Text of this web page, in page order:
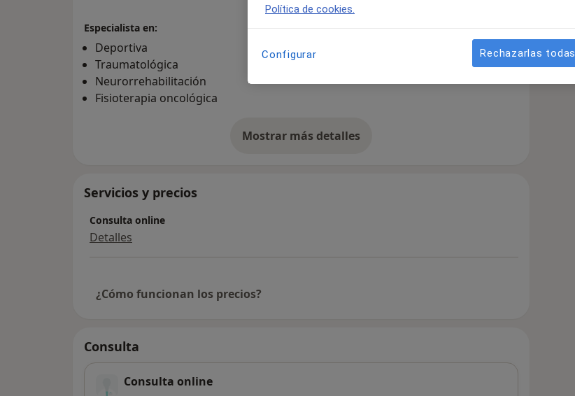
Especialista en:
Deportiva
Traumatológica
Neurorrehabilitación
Fisioterapia oncológica
Mostrar más detalles
sobre la experiencia
Servicios y precios
Consulta online
Detalles
¿Cómo funcionan los precios?
Consulta
Consulta online
Política de cookies.
Configurar Rechazarlas todas